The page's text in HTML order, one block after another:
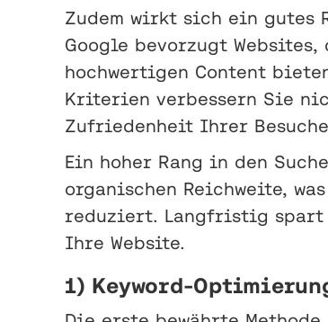
Zudem wirkt sich ein gutes
Google bevorzugt
hochwertigen Content
Kriterien verbessern Sie
Zufriedenheit Ihrer
Ein hoher Rang in den
organischen Reichweite,
reduziert. Langfristig
Ihre Website.
1) Keyword-